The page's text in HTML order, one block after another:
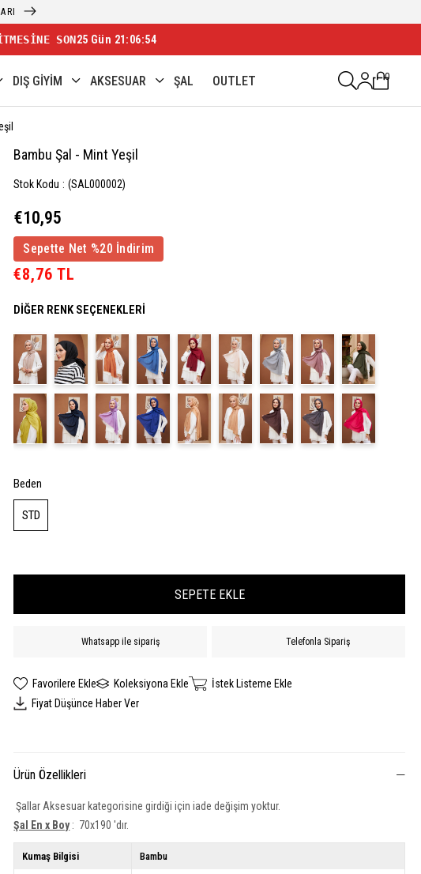
SON25 Gün 21:06:52
DIŞ GİYİM AKSESUAR ŞAL OUTLET 0
Bambu Şal - Mint Yeşil
Stok Kodu (SAL000002)
€10,95
Sepette Net %20 İndirim
€8,76 TL
DIĞER RENK SEÇENEKLERI
Beden
STD
Whatsapp ile sipariş Telefonla Sipariş
Favorilere Ekle Koleksiyona Ekle
İstek Listeme Ekle
Fiyat Düşünce Haber Ver
Ürün Özellikleri
Şallar Aksesuar kategorisine girdiği için iade değişim yoktur.
Şal En x Boy : 70x190 'dır.
Kumaş Bilgisi Bambu